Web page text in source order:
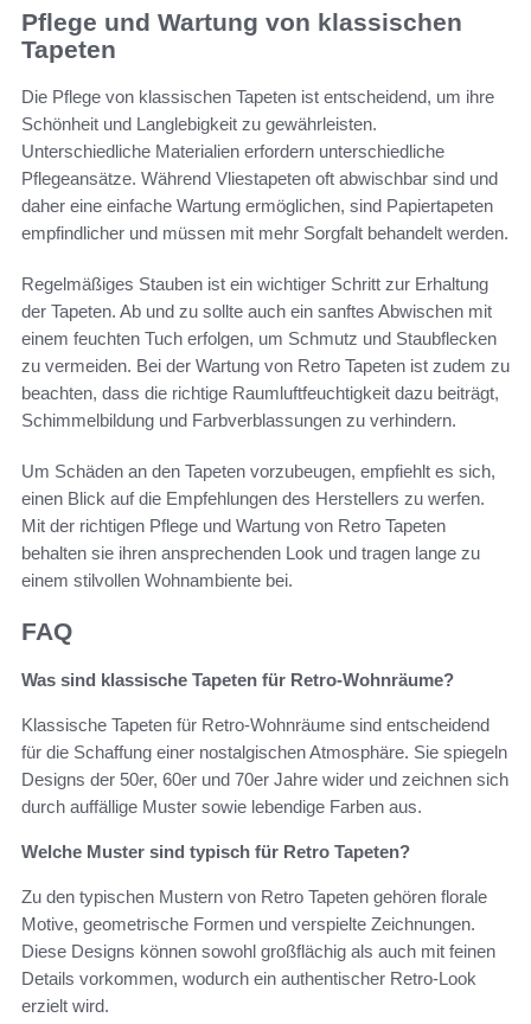
Pflege und Wartung von klassischen
Tapeten
Die Pflege von klassischen Tapeten ist entscheidend, um ihre
Schönheit und Langlebigkeit zu gewährleisten.
Unterschiedliche Materialien erfordern unterschiedliche
Pflegeansätze. Während Vliestapeten oft abwischbar sind und
daher eine einfache Wartung ermöglichen, sind Papiertapeten
empfindlicher und müssen mit mehr Sorgfalt behandelt werden.
Regelmäßiges Stauben ist ein wichtiger Schritt zur Erhaltung
der Tapeten. Ab und zu sollte auch ein sanftes Abwischen mit
einem feuchten Tuch erfolgen, um Schmutz und Staubflecken
zu vermeiden. Bei der Wartung von Retro Tapeten ist zudem zu
beachten, dass die richtige Raumluftfeuchtigkeit dazu beiträgt,
Schimmelbildung und Farbverblassungen zu verhindern.
Um Schäden an den Tapeten vorzubeugen, empfiehlt es sich,
einen Blick auf die Empfehlungen des Herstellers zu werfen.
Mit der richtigen Pflege und Wartung von Retro Tapeten
behalten sie ihren ansprechenden Look und tragen lange zu
einem stilvollen Wohnambiente bei.
FAQ
Was sind klassische Tapeten für Retro-Wohnräume?
Klassische Tapeten für Retro-Wohnräume sind entscheidend
für die Schaffung einer nostalgischen Atmosphäre. Sie spiegeln
Designs der 50er, 60er und 70er Jahre wider und zeichnen sich
durch auffällige Muster sowie lebendige Farben aus.
Welche Muster sind typisch für Retro Tapeten?
Zu den typischen Mustern von Retro Tapeten gehören florale
Motive, geometrische Formen und verspielte Zeichnungen.
Diese Designs können sowohl großflächig als auch mit feinen
Details vorkommen, wodurch ein authentischer Retro-Look
erzielt wird.